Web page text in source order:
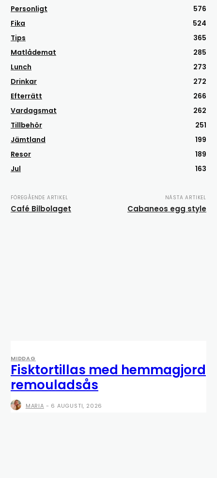
Personligt
576
Fika
524
Tips
365
Matlådemat
285
Lunch
273
Drinkar
272
Efterrätt
266
Vardagsmat
262
Tillbehör
251
Jämtland
199
Resor
189
Jul
163
FÖREGÅENDE ARTIKEL
Café Bilbolaget
NÄSTA ARTIKEL
Cabaneos egg style
MIDDAG
Fisktortillas med hemmagjord
remouladsås
MARIA - 6 AUGUSTI, 2026